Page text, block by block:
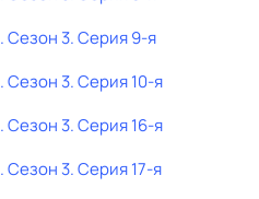
. Сезон 3. Серия 9-я
. Сезон 3. Серия 10-я
. Сезон 3. Серия 16-я
. Сезон 3. Серия 17-я